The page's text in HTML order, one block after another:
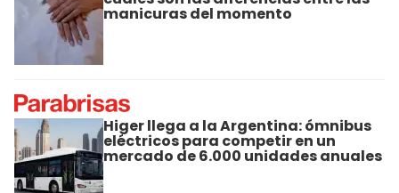
manicuras del momento
Higer llega a la Argentina: ómnibus
eléctricos para competir en un
mercado de 6.000 unidades anuales